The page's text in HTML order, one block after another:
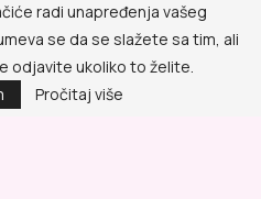
radi unapređenja vašeg
se da se slažete sa tim, ali
odjavite ukoliko to želite.
Pročitaj više